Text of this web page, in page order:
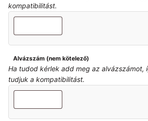
kompatibilitást.
Alvázszám (nem kötelező)
Ha tudod kérlek add meg az alvázszámot,
tudjuk a kompatibilitást.